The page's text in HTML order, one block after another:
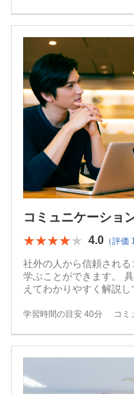
コミュニケーショ
★★★★★
★★★★★ 4.0 （評価
社外の人から信頼される
学ぶことができます。
えてわかりやすく解説し
学習時間の目安 40分 コミ